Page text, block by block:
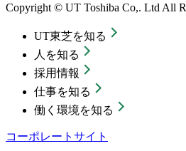
Copyright © UT Toshiba Co,. Ltd All
UT東芝を知る
人を知る
採用情報
仕事を知る
働く環境を知る
コーポレートサイト